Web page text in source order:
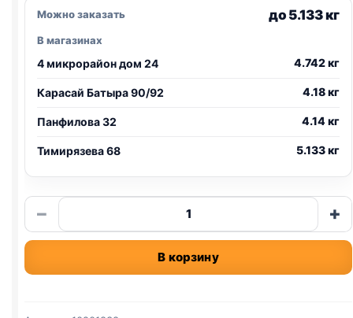
Можно заказать до 5.133 кг
В магазинах
4 микрорайон дом 24 4.742 кг
Карасай Батыра 90/92 4.18 кг
Панфилова 32 4.14 кг
Тимирязева 68 5.133 кг
−
Количество
товара
Monge
(СТЕРИЛ.,
весовой
+
В корзину